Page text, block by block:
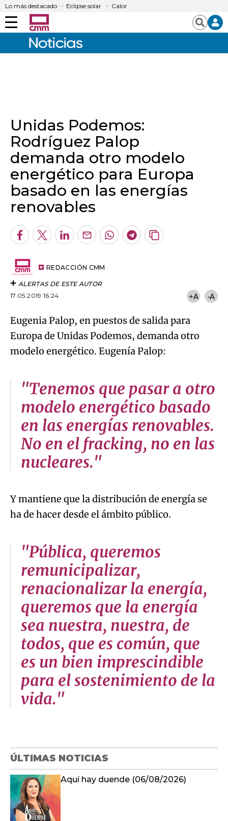
Lo más destacado Eclipse solar Calor
Menú Buscar
Unidas Podemos:
Rodríguez Palop
demanda otro modelo
energético para Europa
basado en las energías
renovables
Facebook
TwitterLinkedInEnviarWhatsapp
Telegram
Copiar
REDACCIÓN CMM
ALERTAS DE ESTE AUTOR
17.05.2019 16:24
+A -A
Eugenia Palop, en puestos de salida para
Europa de Unidas Podemos, demanda otro
modelo energético. Eugenía Palop:
"Tenemos que pasar a otro
modelo energético basado
en las energías renovables.
No en el fracking, no en las
nucleares."
Y mantiene que la distribución de energía se
ha de hacer desde el ámbito público.
"Pública, queremos
remunicipalizar,
renacionalizar la energía,
queremos que la energía
sea nuestra, nuestra, de
todos, que es común, que
es un bien imprescindible
para el sostenimiento de la
vida."
ÚLTIMAS NOTICIAS
Aquí hay duende (06/08/2026)